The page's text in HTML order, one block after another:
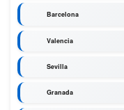
Barcelona
Valencia
Sevilla
Granada